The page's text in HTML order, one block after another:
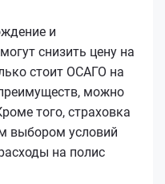
и
снизить цену на
стоит ОСАГО на
можно
того, страховка
выбором условий
на полис